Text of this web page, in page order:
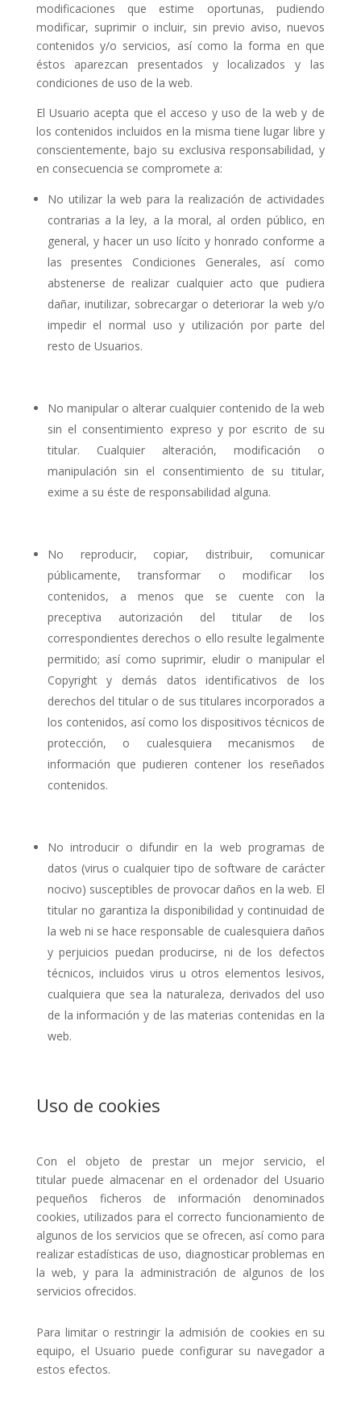
modificaciones que estime oportunas, pudiendo
modificar, suprimir o incluir, sin previo aviso, nuevos
contenidos y/o servicios, así como la forma en que
éstos aparezcan presentados y localizados y las
condiciones de uso de la web.
El Usuario acepta que el acceso y uso de la web y de
los contenidos incluidos en la misma tiene lugar libre y
conscientemente, bajo su exclusiva responsabilidad, y
en consecuencia se compromete a:
No utilizar la web para la realización de actividades
contrarias a la ley, a la moral, al orden público, en
general, y hacer un uso lícito y honrado conforme a
las presentes Condiciones Generales, así como
abstenerse de realizar cualquier acto que pudiera
dañar, inutilizar, sobrecargar o deteriorar la web y/o
impedir el normal uso y utilización por parte del
resto de Usuarios.
No manipular o alterar cualquier contenido de la web
sin el consentimiento expreso y por escrito de su
titular. Cualquier alteración, modificación o
manipulación sin el consentimiento de su titular,
exime a su éste de responsabilidad alguna.
No reproducir, copiar, distribuir, comunicar
públicamente, transformar o modificar los
contenidos, a menos que se cuente con la
preceptiva autorización del titular de los
correspondientes derechos o ello resulte legalmente
permitido; así como suprimir, eludir o manipular el
Copyright y demás datos identificativos de los
derechos del titular o de sus titulares incorporados a
los contenidos, así como los dispositivos técnicos de
protección, o cualesquiera mecanismos de
información que pudieren contener los reseñados
contenidos.
No introducir o difundir en la web programas de
datos (virus o cualquier tipo de software de carácter
nocivo) susceptibles de provocar daños en la web. El
titular no garantiza la disponibilidad y continuidad de
la web ni se hace responsable de cualesquiera daños
y perjuicios puedan producirse, ni de los defectos
técnicos, incluidos virus u otros elementos lesivos,
cualquiera que sea la naturaleza, derivados del uso
de la información y de las materias contenidas en la
web.
Uso de cookies
Con el objeto de prestar un mejor servicio, el
titular puede almacenar en el ordenador del Usuario
pequeños ficheros de información denominados
cookies, utilizados para el correcto funcionamiento de
algunos de los servicios que se ofrecen, así como para
realizar estadísticas de uso, diagnosticar problemas en
la web, y para la administración de algunos de los
servicios ofrecidos.
Para limitar o restringir la admisión de cookies en su
equipo, el Usuario puede configurar su navegador a
estos efectos.